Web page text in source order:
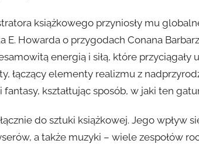
książkowego przyniosły mu
E. Howarda o przygodach Conana
energią i siłą, które przyciągały
łączący elementy realizmu z
fantasy, kształtując sposób, w jaki ten
do sztuki książkowej. Jego wpływ
a także muzyki – wiele zespołów